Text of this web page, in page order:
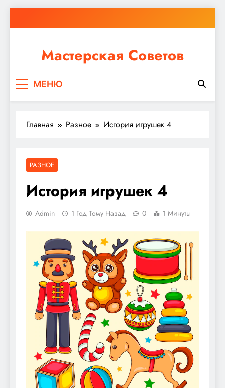
к
Мастерская Советов
ремонт или крупное строительство, в Мастерской
МЕНЮ
Главная Разное История игрушек 4
РАЗНОЕ
История игрушек 4
Admin 1 Год Тому Назад 0 1 Минуты